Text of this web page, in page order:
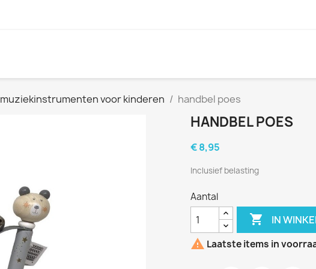
muziekinstrumenten voor kinderen handbel poes
HANDBEL POES
€ 8,95
Inclusief belasting
Aantal
 IN
 Laatste items in